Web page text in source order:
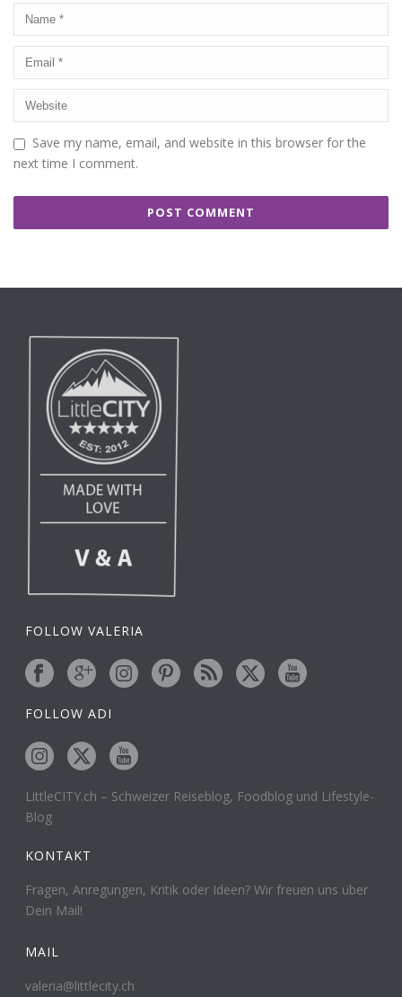
Save my name, email, and website in this browser for the
next time I comment.
FOLLOW VALERIA
FOLLOW ADI
LittleCITY.ch – Schweizer Reiseblog, Foodblog und Lifestyle-
Blog
KONTAKT
Fragen, Anregungen, Kritik oder Ideen? Wir freuen uns über
Dein Mail!
MAIL
valeria@littlecity.ch